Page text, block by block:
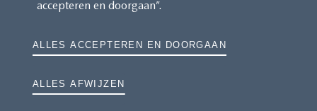
accepteren en doorgaan”.
ALLES ACCEPTEREN EN DOORGAAN
ALLES AFWIJZEN